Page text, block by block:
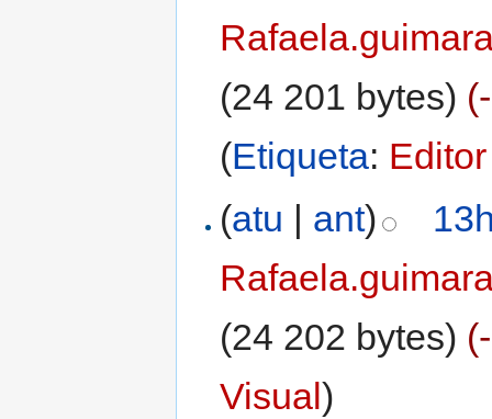
(24 201 bytes)
(Etiqueta:
(atu | ant)
(24 202 bytes)
Visual)